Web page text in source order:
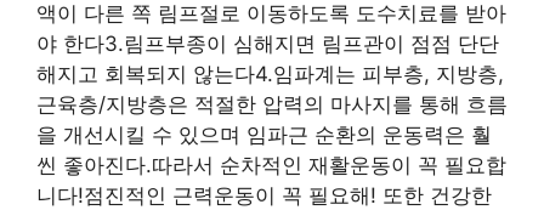
액이 다른 쪽 림프절로 이동하도록 도수치료를 받아
야 한다3.림프부종이 심해지면 림프관이 점점 단단
해지고 회복되지 않는다4.임파계는 피부층, 지방층,
근육층/지방층은 적절한 압력의 마사지를 통해 흐름
을 개선시킬 수 있으며 임파근 순환의 운동력은 훨
씬 좋아진다.따라서 순차적인 재활운동이 꼭 필요합
니다!점진적인 근력운동이 꼭 필요해! 또한 건강한